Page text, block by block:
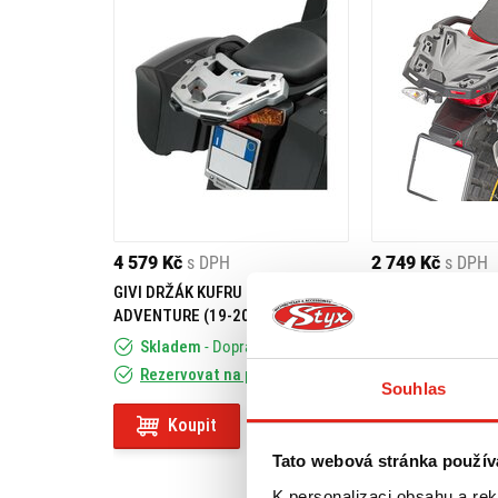
Souhlas
Tato webová stránka
4 579 Kč s DPH
GIVI DRŽÁK KUFRU BMW F 850 GS
ADVENTURE (19-20) SRA5134
Skladem - Doprava ZDARMA
Rezervovat na prodejně
Koupit
2 749 Kč s DPH
Koupit